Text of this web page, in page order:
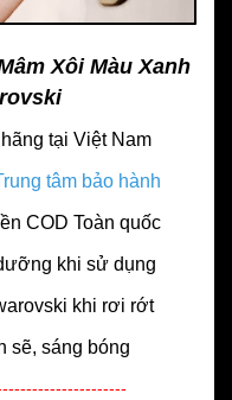
Xôi Màu Xanh
tại Việt Nam
tâm bảo hành
COD Toàn quốc
khi sử dụng
khi rơi rớt
sẽ, sáng bóng